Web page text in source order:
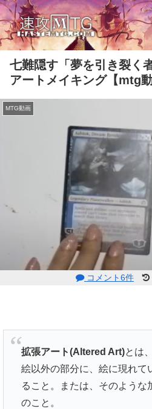
七難隠す「夢を引き裂く
アートメイキング【mtg動
MTG動画
コメント6件
拡張アート(Altered Art)とは
絵以外の部分に、絵に現れて
ること。または、そのような
のこと。